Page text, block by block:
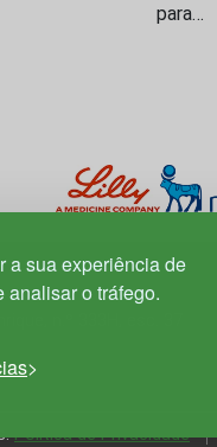
a sua experiência de
analisar o tráfego.
para…
Política de Privacidade